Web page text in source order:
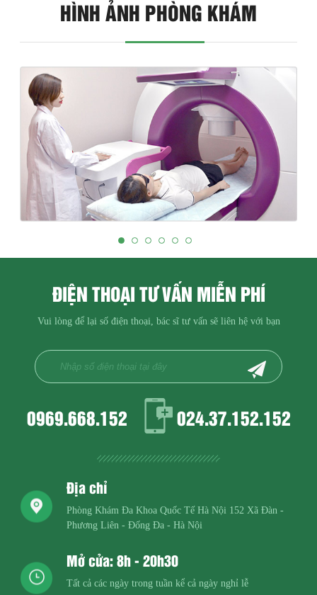
HÌNH ẢNH PHÒNG KHÁM
ĐIỆN THOẠI TƯ VẤN MIỄN PHÍ
Vui lòng để lại số điện thoại, bác sĩ tư vấn sẽ liên hệ với bạn
0969.668.152 024.37.152.152
Địa chỉ
Phòng Khám Đa Khoa Quốc Tế Hà Nội 152 Xã Đàn -
Phương Liên - Đống Đa - Hà Nội
Mở cửa: 8h - 20h30
Tất cả các ngày trong tuần kể cả ngày nghỉ lễ